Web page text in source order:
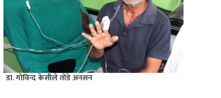
डा. गोविन्द केसीले तोडे अनसन